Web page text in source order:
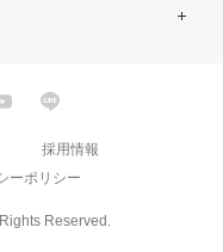
Reserved.
採用情報
ーポリシー